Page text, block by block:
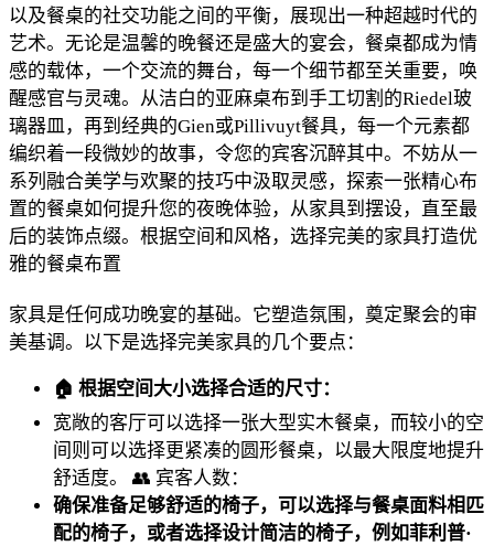
雅
的
餐
桌？
以及餐桌的社交功能之间的平衡，展现出一种超越时代的
艺术。无论是温馨的晚餐还是盛大的宴会，餐桌都成为情
感的载体，一个交流的舞台，每一个细节都至关重要，唤
醒感官与灵魂。从洁白的亚麻桌布到手工切割的Riedel玻
璃器皿，再到经典的Gien或Pillivuyt餐具，每一个元素都
编织着一段微妙的故事，令您的宾客沉醉其中。不妨从一
系列融合美学与欢聚的技巧中汲取灵感，探索一张精心布
置的餐桌如何提升您的夜晚体验，从家具到摆设，直至最
后的装饰点缀。根据空间和风格，选择完美的家具打造优
雅的餐桌布置
家具是任何成功晚宴的基础。它塑造氛围，奠定聚会的审
美基调。以下是选择完美家具的几个要点：
🏠 根据空间大小选择合适的尺寸：
宽敞的客厅可以选择一张大型实木餐桌，而较小的空
间则可以选择更紧凑的圆形餐桌，以最大限度地提升
舒适度。 👥 宾客人数：
确保准备足够舒适的椅子，可以选择与餐桌面料相匹
配的椅子，或者选择设计简洁的椅子，例如菲利普·